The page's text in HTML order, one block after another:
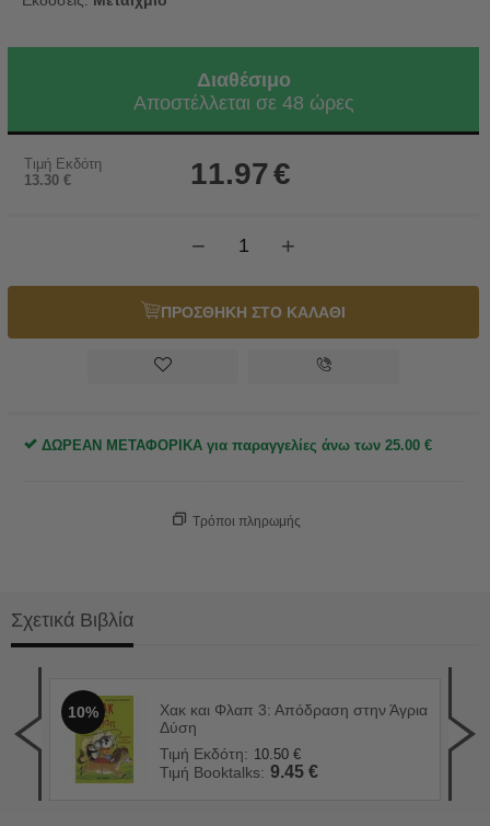
Διαθέσιμο
Αποστέλλεται σε 48 ώρες
Τιμή Εκδότη
13.30 € 11.97€
+
−
ΠΡΟΣΘΗΚΗ ΣΤΟ ΚΑΛΑΘΙ
ΔΩΡΕΑΝ ΜΕΤΑΦΟΡΙΚΑ για παραγγελίες άνω των 25.00 €
Τρόποι πληρωμής
Σχετικά Βιβλία
10%
Χακ και Φλαπ 3: Απόδραση στην Άγρια
Δύση
Τιμή Εκδότη: 10.50 €
Τιμή Booktalks: 9.45 €